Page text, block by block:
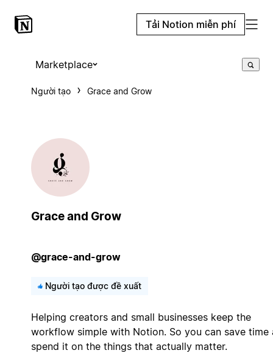
Tải Notion miễn phí
Marketplace
Người tạo Grace and Grow
Grace and Grow
@grace-and-grow
Người tạo được đề xuất
Helping creators and small businesses keep the
workflow simple with Notion. So you can save time
spend it on the things that actually matter.